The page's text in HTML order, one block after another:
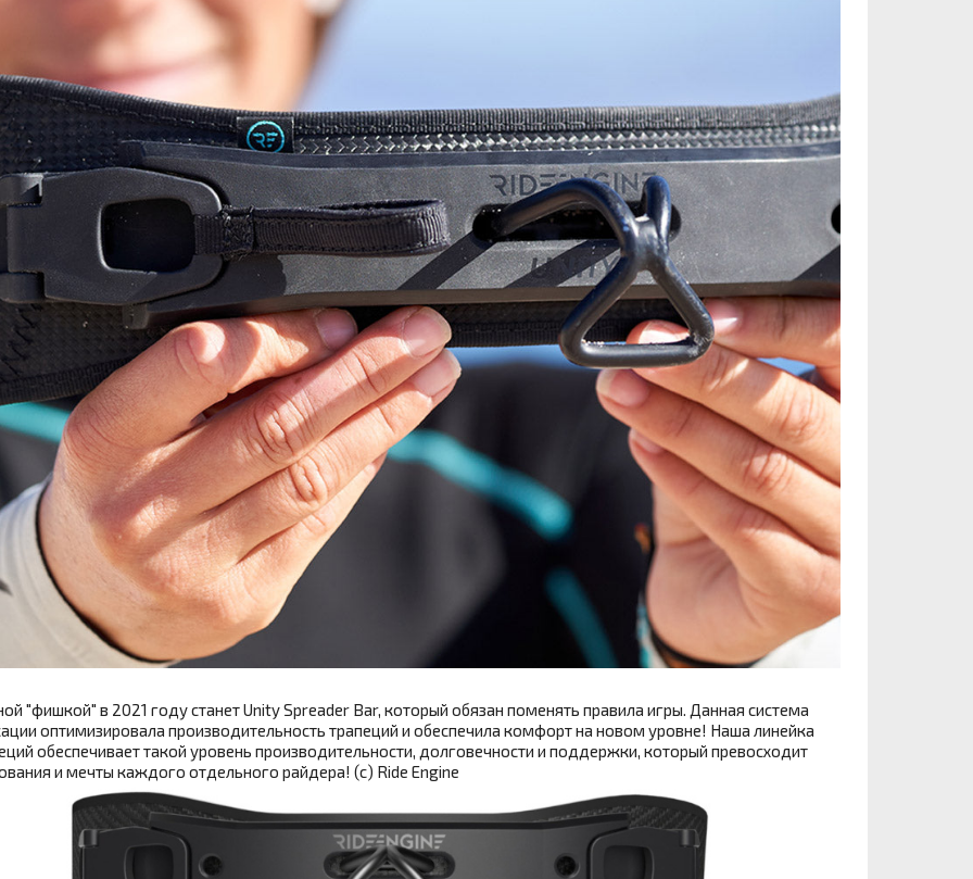
"фишкой" в 2021 году станет Unity Spreader Bar, который обязан поменять правила игры. Данная система
оптимизировала производительность трапеций и обеспечила комфорт на новом уровне! Наша линейка
обеспечивает такой уровень производительности, долговечности и поддержки, который превосходит
и мечты каждого отдельного райдера! (с) Ride Engine